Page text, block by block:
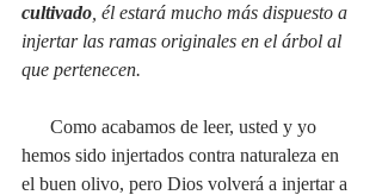
cultivado , él estará mucho más dispuesto a
injertar las ramas originales en el árbol al
que pertenecen.
hemos sido injertados contra naturaleza en
el buen olivo, pero Dios volverá a injertar a